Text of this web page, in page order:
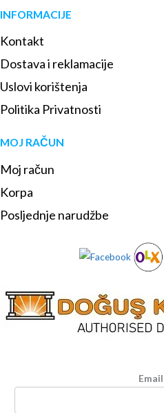
INFORMACIJE
Kontakt
Dostava i reklamacije
Uslovi korištenja
Politika Privatnosti
MOJ RAČUN
Moj račun
Korpa
Posljednje narudžbe
Email